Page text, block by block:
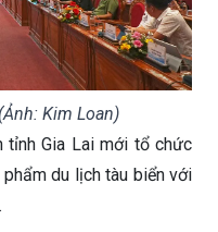
Kim Loan)
tỉnh Gia Lai mới tổ chức
du lịch tàu biển với